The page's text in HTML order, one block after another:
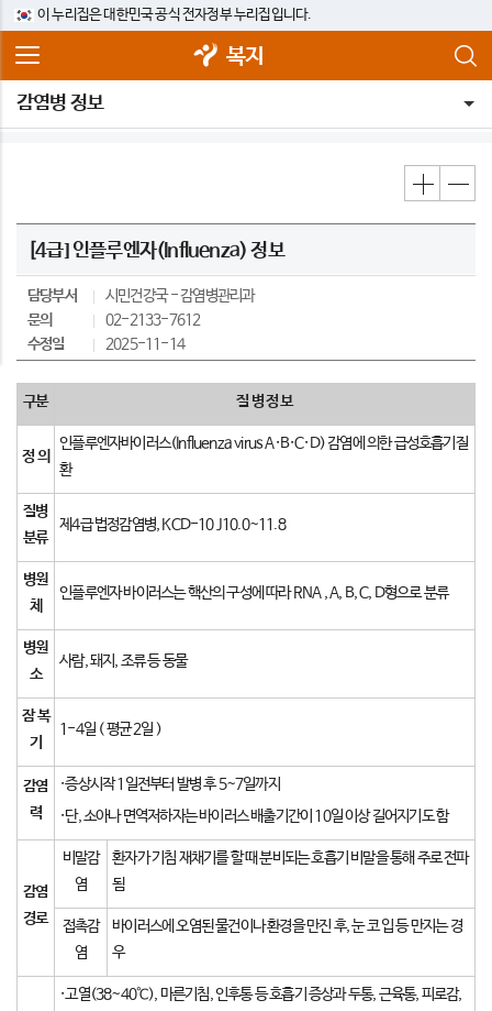
이 누리집은 대한민국 공식 전자정부 누리집입니다.
복지
감염병 정보
[4급] 인플루엔자(Influenza) 정보
담당부서 시민건강국
감염병관리과
문의
02-2133-7612
수정일
2025-11-14
구분 질 병 정 보
정 의
인플루엔자바이러스(Influenza virus A·B·C·D) 감염에 의한 급성호흡기질
환
질병
분류
제4급 법정감염병, KCD-10 J10.0~11.8
병원
체
인플루엔자 바이러스는 핵산의 구성에 따라 RNA , A, B, C, D형으로 분류
병원
소
사람, 돼지, 조류 등 동물
잠 복
기
1-4일 ( 평균 2일 )
감염
력
·증상시작 1일전부터 발병 후 5~7일까지
·단, 소아나 면역저하자는 바이러스 배출기간이 10일 이상 길어지기도 함
감염
경로
비말감
염
환자가 기침 재채기를 할 때 분비되는 호흡기 비말을 통해 주로 전파
됨
접촉감
염
바이러스에 오염된 물건이나 환경을 만진 후, 눈 코 입 등 만지는 경
우
·고열(38~40℃), 마른기침, 인후통 등 호흡기 증상과 두통, 근육통, 피로감,